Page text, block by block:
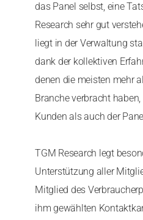
das Panel selbst, eine
Research sehr gut
liegt in der Verwaltung
dank der kollektiven
denen die meisten mehr
Branche verbracht
Kunden als auch der
TGM Research legt
Unterstützung aller
Mitglied des
ihm gewählten